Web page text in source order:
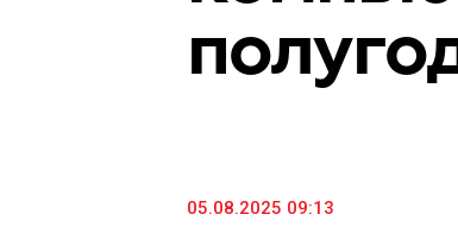
«М.Видео» —
бытовой техникой
максимальному
компания
информации и копий
05.08.2025 09:13